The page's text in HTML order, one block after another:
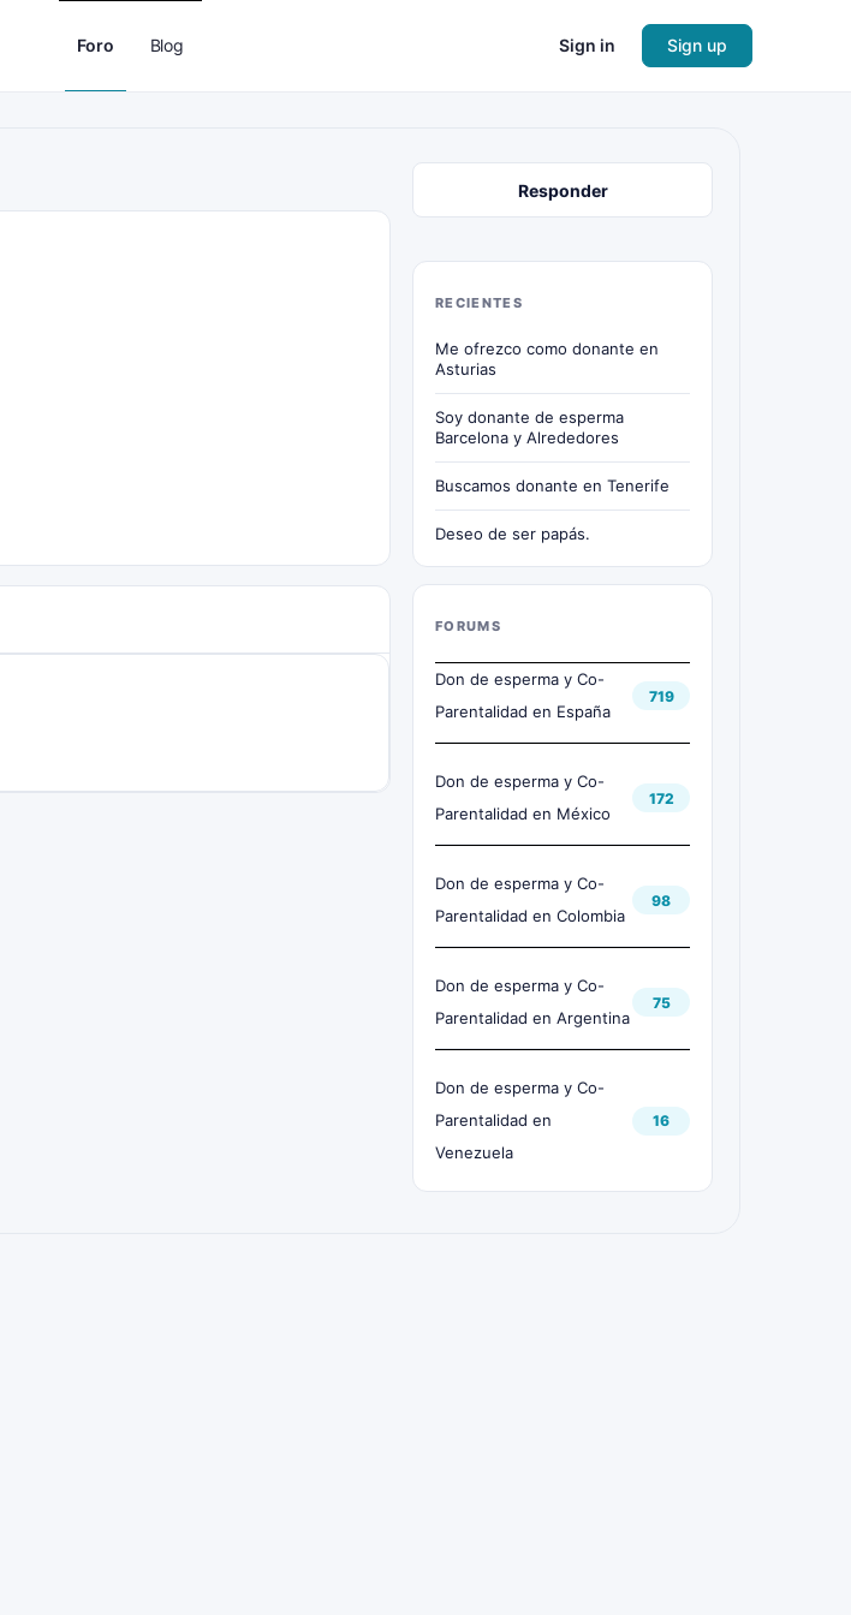
Foro Blog Sign in Sign up
Responder
RECIENTES
Me ofrezco como donante en
Asturias
Soy donante de esperma
Barcelona y Alrededores
Buscamos donante en Tenerife
Deseo de ser papás.
FORUMS
Don de esperma y Co-
Parentalidad en España
719
Don de esperma y Co-
Parentalidad en México
172
Don de esperma y Co-
Parentalidad en Colombia
98
Don de esperma y Co-
Parentalidad en Argentina
75
Don de esperma y Co-
Parentalidad en
Venezuela
16